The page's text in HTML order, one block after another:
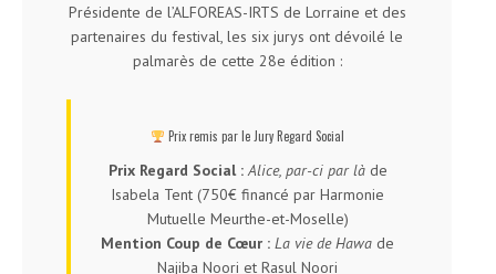
Présidente de l’ALFOREAS-IRTS de Lorraine et des
partenaires du festival, les six jurys ont dévoilé le
palmarès de cette 28e édition :
Prix remis par le Jury Regard Social
Prix Regard Social : Alice, par-ci par làde
Isabela Tent (750€ financé par Harmonie
Mutuelle Meurthe-et-Moselle)
Mention Coup de Cœur : La vie de Hawa de
Najiba Noori et Rasul Noori